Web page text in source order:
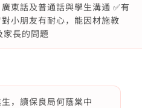
東話及普通話與學生溝通 ✅有
小朋友有耐心，能因材施教
家長的問題
，讀保良局何蔭棠中